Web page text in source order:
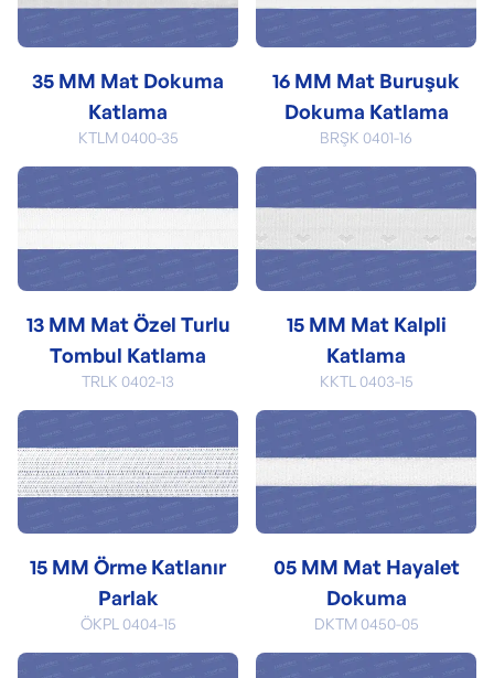
35 MM Mat Dokuma
Katlama
KTLM 0400-35
16 MM Mat Buruşuk
Dokuma Katlama
BRŞK 0401-16
13 MM Mat Özel Turlu
Tombul Katlama
TRLK 0402-13
15 MM Mat Kalpli
Katlama
KKTL 0403-15
15 MM Örme Katlanır
Parlak
ÖKPL 0404-15
05 MM Mat Hayalet
Dokuma
DKTM 0450-05